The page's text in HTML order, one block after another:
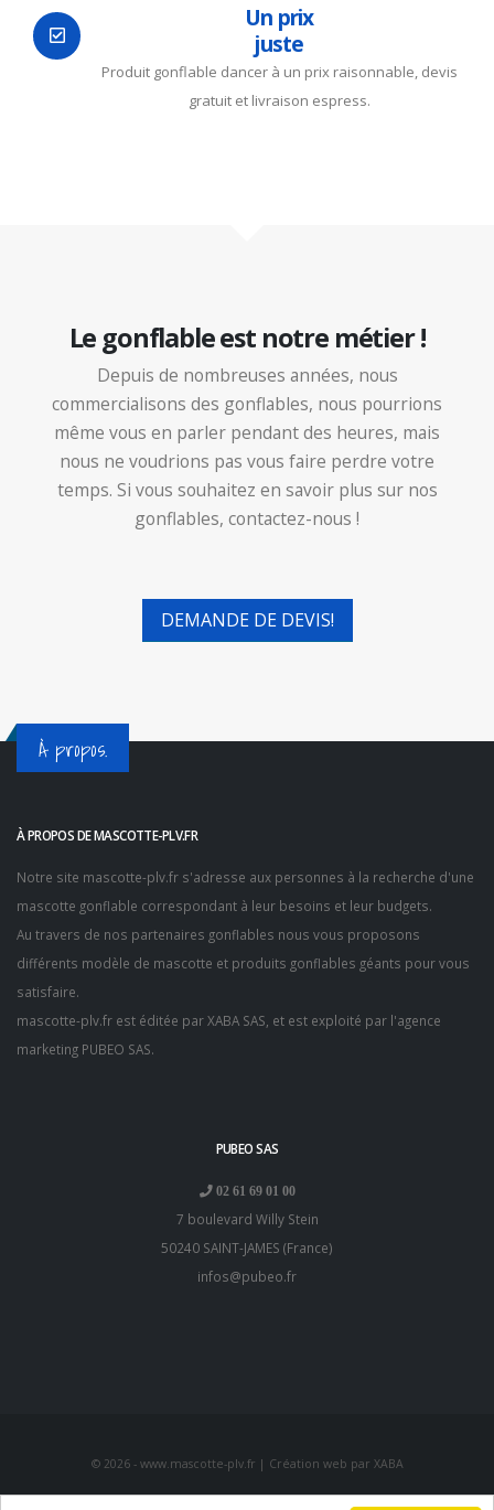
Un prix
juste
Produit gonflable dancer à un prix raisonnable, devis
gratuit et livraison espress.
Le gonflable est notre métier !
Depuis de nombreuses années, nous
commercialisons des gonflables, nous pourrions
même vous en parler pendant des heures, mais
nous ne voudrions pas vous faire perdre votre
temps. Si vous souhaitez en savoir plus sur nos
gonflables, contactez-nous !
DEMANDE DE DEVIS!
À propos.
À PROPOS DE MASCOTTE-PLV.FR
Notre site mascotte-plv.fr s'adresse aux personnes à la recherche d'une
mascotte gonflable correspondant à leur besoins et leur budgets.
Au travers de nos partenaires gonflables nous vous proposons
différents modèle de mascotte et produits gonflables géants pour vous
satisfaire.
mascotte-plv.fr est éditée par XABA SAS, et est exploité par l'agence
marketing PUBEO SAS.
PUBEO SAS
02 61 69 01 00
7 boulevard Willy Stein
50240 SAINT-JAMES (France)
infos@pubeo.fr
© 2026 - www.mascotte-plv.fr | Création web par XABA